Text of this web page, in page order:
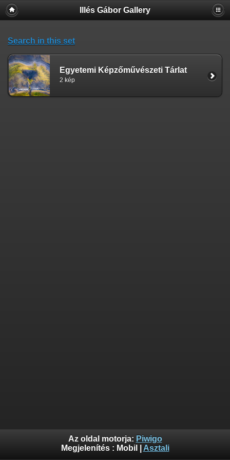
Illés Gábor Gallery
Search in this set
Egyetemi Képzőművészeti Tárlat
2 kép
Az oldal motorja: Piwigo
Megjelenítés : Mobil Asztali